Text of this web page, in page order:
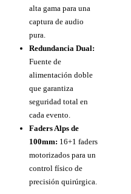
alta gama para una
captura de audio
pura.
Redundancia Dual:
Fuente de
alimentación doble
que garantiza
seguridad total en
cada evento.
Faders Alps de
100mm: 16+1 faders
motorizados para un
control físico de
precisión quirúrgica.